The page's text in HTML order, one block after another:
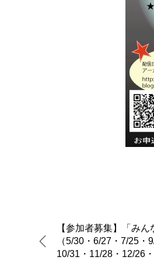
【参加者募集】「みん
（5/30・6/27・7/25・
10/31・11/28・12/26